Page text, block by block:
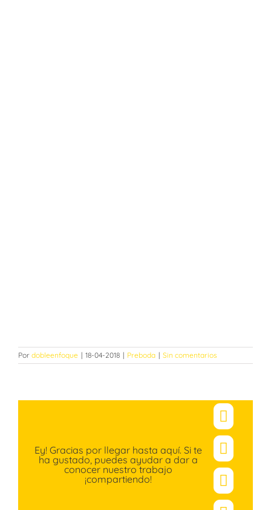
Por dobleenfoque | 18-04-2018 | Preboda | Sin comentarios
Ey! Gracias por llegar hasta aquí. Si te
ha gustado, puedes ayudar a dar a
conocer nuestro trabajo
¡compartiendo!
X